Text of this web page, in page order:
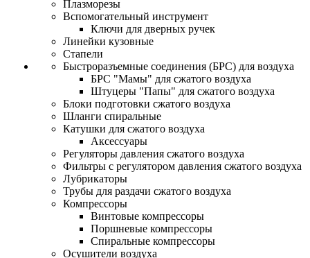
Плазморезы
Вспомогательный инструмент
Ключи для дверных ручек
Линейки кузовные
Стапели
Быстроразъемные соединения (БРС) для воздуха
БРС "Мамы" для сжатого воздуха
Штуцеры "Папы" для сжатого воздуха
Блоки подготовки сжатого воздуха
Шланги спиральные
Катушки для сжатого воздуха
Аксессуары
Регуляторы давления сжатого воздуха
Фильтры с регулятором давления сжатого воздуха
Лубрикаторы
Трубы для раздачи сжатого воздуха
Компрессоры
Винтовые компрессоры
Поршневые компрессоры
Спиральные компрессоры
Осушители воздуха